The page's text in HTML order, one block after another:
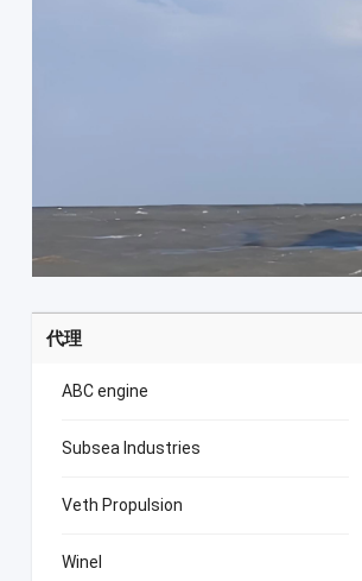
代理
ABC engine
Subsea Industries
Veth Propulsion
Winel